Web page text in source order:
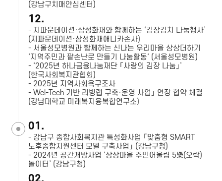
(강남구치매안심센터)
12.
- 지파운데이션·삼성화재와 함께하는 ‘김장김치 나눔행사’
(지파운데이션·삼성화재애니카손사)
- 서울성모병원과 함께하는 신나는 우리마을 상상더하기
‘지역주민과 팥손난로 만들기 나눔활동‘ (서울성모병원)
- ‘2025년 하나금융나눔재단 「사랑의 김장 나눔」’
(한국사회복지관협회)
- 2025년 지역사회욕구조사
- Wel-Tech 기반 리빙랩 구축·운영 사업」 연장 협약 체결
(강남대학교 미래복지융복합연구소)
01.
- 강남구 종합사회복지관 특성화사업 「맞춤형 SMART
노후종합지원센터 모델 구축사업」 (강남구청)
- 2024년 공간개방사업 ‘상상마을 주민어울림 5樂(오락)
놀이터’ (강남구청)
02.